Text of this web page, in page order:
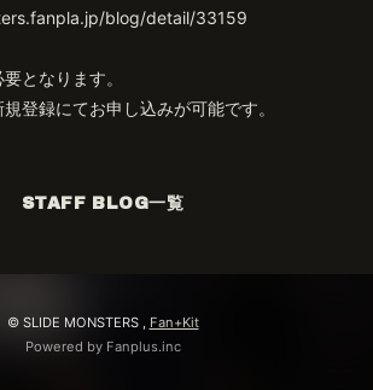
blog/detail/33159
となります。
登録にてお申し込みが可能です。
STAFF BLOG一覧
© SLIDE MONSTERS , Fan+Kit
Powered by Fanplus.inc